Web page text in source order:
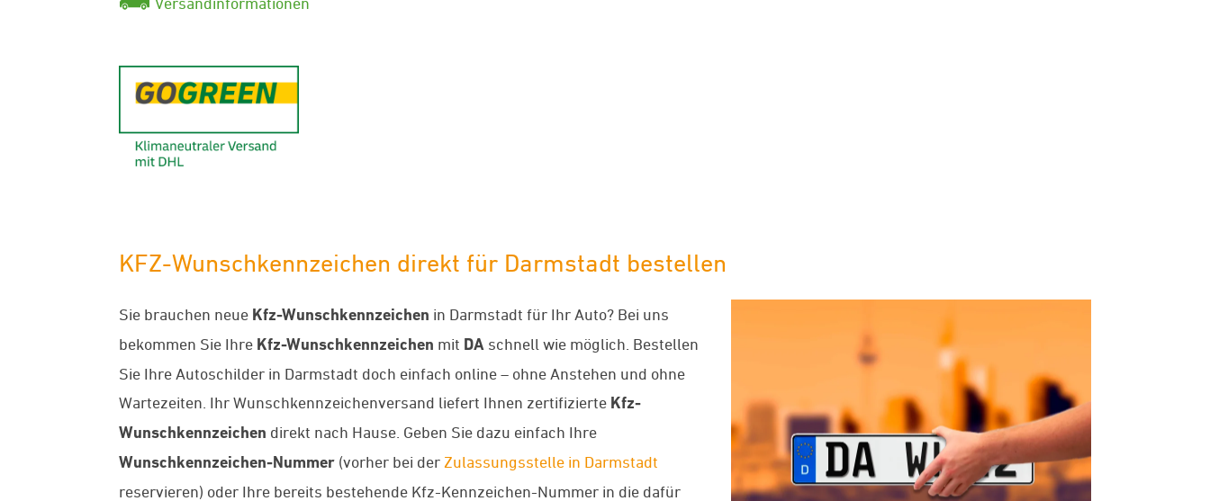
KFZ-Wunschkennzeichen direkt für Darmstadt bestellen
Sie brauchen neue Kfz-Wunschkennzeichen in Darmstadt für Ihr Auto? Bei uns
bekommen Sie Ihre Kfz-Wunschkennzeichen mit DA schnell wie möglich. Bestellen
Sie Ihre Autoschilder in Darmstadt doch einfach online – ohne Anstehen und ohne
Wartezeiten. Ihr Wunschkennzeichenversand liefert Ihnen zertifizierte Kfz-
Wunschkennzeichen direkt nach Hause. Geben Sie dazu einfach Ihre
Wunschkennzeichen-Nummer (vorher bei der Zulassungsstelle in Darmstadt
reservieren) oder Ihre bereits bestehende Kfz-Kennzeichen-Nummer in die dafür